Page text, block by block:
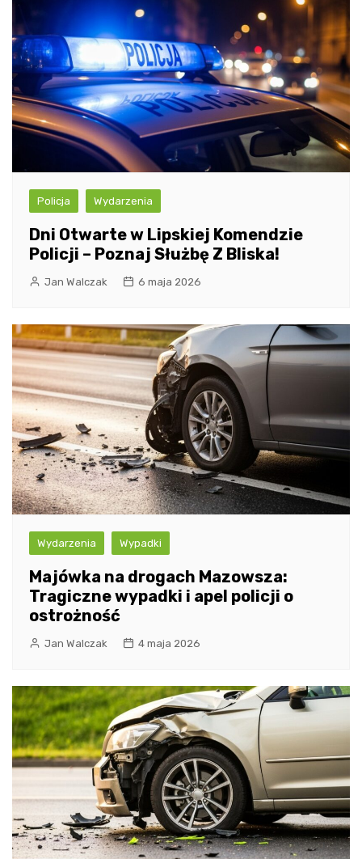
Policja Wydarzenia
Dni Otwarte w Lipskiej Komendzie
Policji – Poznaj Służbę Z Bliska!
Jan Walczak 6 maja 2026
Wydarzenia Wypadki
Majówka na drogach Mazowsza:
Tragiczne wypadki i apel policji o
ostrożność
Jan Walczak 4 maja 2026